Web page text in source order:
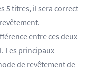
5 titres, il sera correct
entre ces deux
Les principaux
de revêtement de